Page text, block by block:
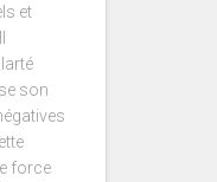
et
son
force